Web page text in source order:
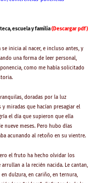
escuela y familia(Descargar pdf)
inicia al nacer, e incluso antes, y
una forma de leer personal,
como me había solicitado
doradas por la luz
miradas que hacían presagiar el
el día que supieron que ella
nueve meses. Pero hubo días
acunando al retoño en su vientre.
el fruto ha hecho olvidar los
a la recién nacida. Le cantan,
en dulzura, en cariño, en ternura,